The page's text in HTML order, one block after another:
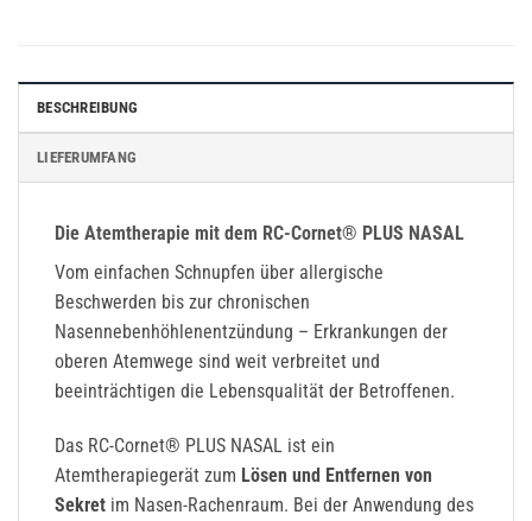
BESCHREIBUNG
LIEFERUMFANG
Die Atemtherapie mit dem RC-Cornet® PLUS NASAL
Vom einfachen Schnupfen über allergische
Beschwerden bis zur chronischen
Nasennebenhöhlenentzündung – Erkrankungen der
oberen Atemwege sind weit verbreitet und
beeinträchtigen die Lebensqualität der Betroffenen.
Das RC-Cornet® PLUS NASAL ist ein
Atemtherapiegerät zum Lösen und Entfernen von
Sekret im Nasen-Rachenraum. Bei der Anwendung des